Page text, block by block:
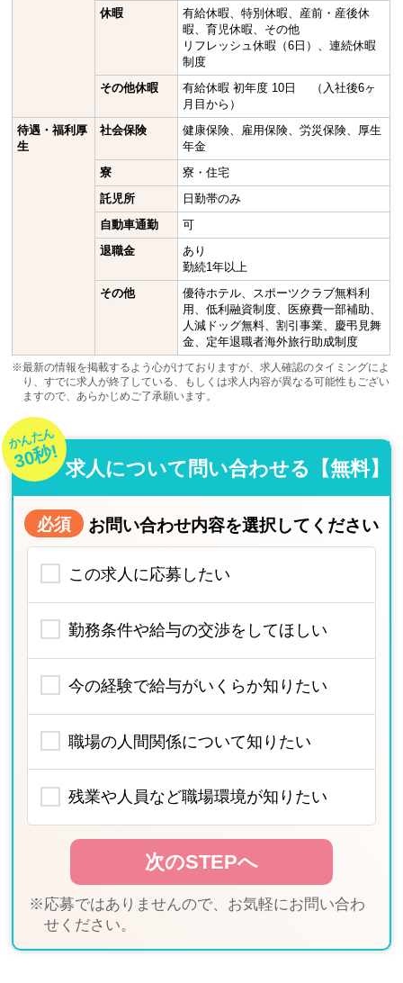
休暇
有給休暇、特別休暇、産前・産後休
暇、育児休暇、その他
リフレッシュ休暇（6日）、連続休暇
制度
その他休暇
有給休暇 初年度 10日 （入社後6ヶ
月目から）
待遇・福利厚
生
社会保険
健康保険、雇用保険、労災保険、厚生
年金
寮
寮・住宅
託児所
日勤帯のみ
自動車通勤
可
退職金
あり
勤続1年以上
その他
優待ホテル、スポーツクラブ無料利
用、低利融資制度、医療費一部補助、
人減ドッグ無料、割引事業、慶弔見舞
金、定年退職者海外旅行助成制度
※最新の情報を掲載するよう心がけておりますが、求人確認のタイミングによ
り、すでに求人が終了している、もしくは求人内容が異なる可能性もござい
ますので、あらかじめご了承願います。
かんたん
30秒! 求人について問い合わせる【無料】
必須 お問い合わせ内容を選択してください
この求人に応募したい
勤務条件や給与の交渉をしてほしい
今の経験で給与がいくらか知りたい
職場の人間関係について知りたい
残業や人員など職場環境が知りたい
※応募ではありませんので、お気軽にお問い合わ
せください。